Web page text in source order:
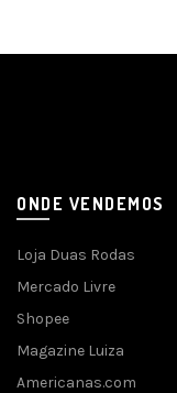
ONDE VENDEMOS
Loja Duas Rodas
Mercado Livre
Shopee
Magazine Luiza
Americanas.com